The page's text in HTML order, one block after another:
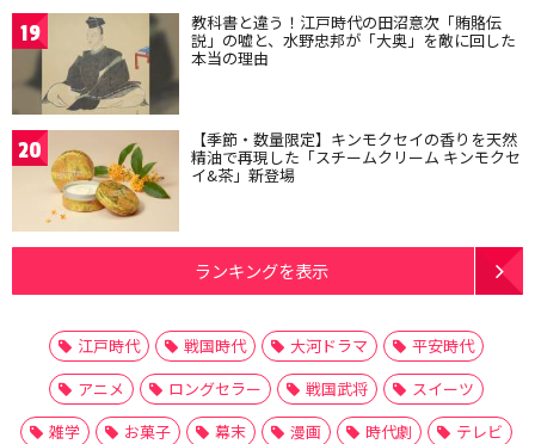
19 教科書と違う！江戸時代の田沼意次「賄賂伝
説」の嘘と、水野忠邦が「大奥」を敵に回した
本当の理由
20 【季節・数量限定】キンモクセイの香りを天然
精油で再現した「スチームクリーム キンモクセ
イ&茶」新登場
ランキングを表示
江戸時代 戦国時代 大河ドラマ
平安時代
アニメ
ロングセラー 戦国武将
スイーツ
雑学
お菓子 幕末 漫画 時代劇
テレビ